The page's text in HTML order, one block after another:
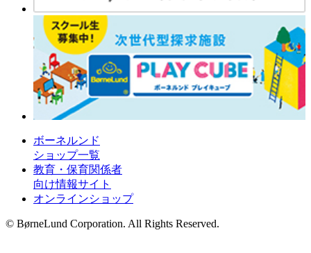
ボーネルンド
ショップ一覧
教育・保育関係者
向け情報サイト
オンラインショップ
© BørneLund Corporation. All Rights Reserved.